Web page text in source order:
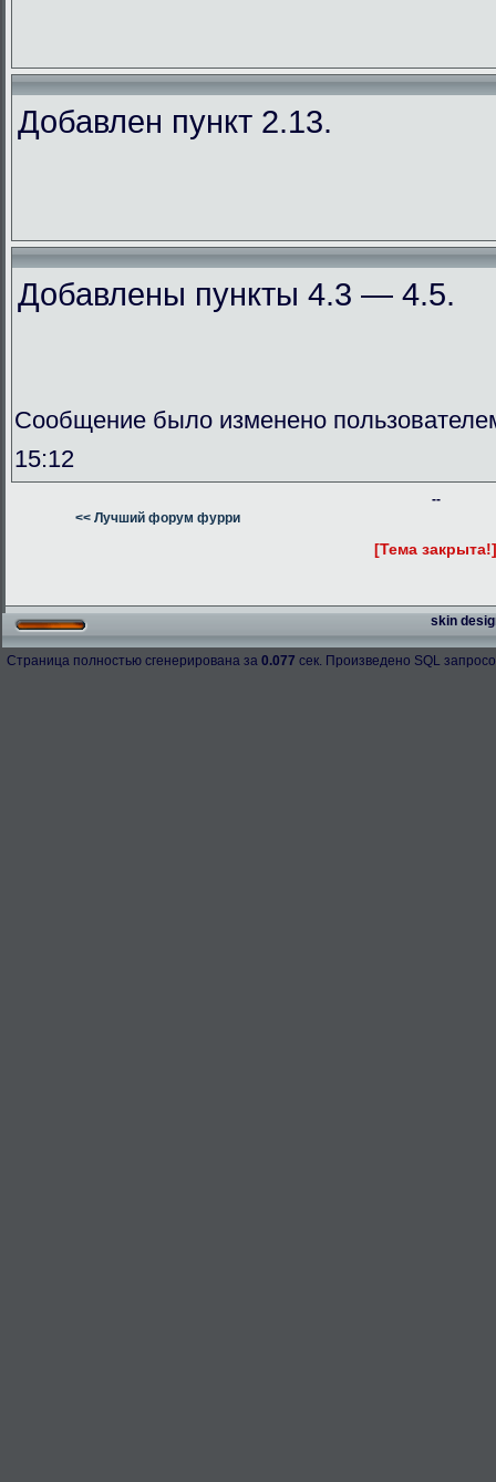
Добавлен пункт 2.13.
Добавлены пункты 4.3 — 4.5.
Сообщение было изменено
15:12
--
<< Лучший форум фурри
[Тема
skin
Страница полностью сгенерирована за 0.077 сек. Произведено SQL